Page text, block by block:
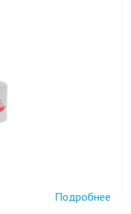
Подробнее